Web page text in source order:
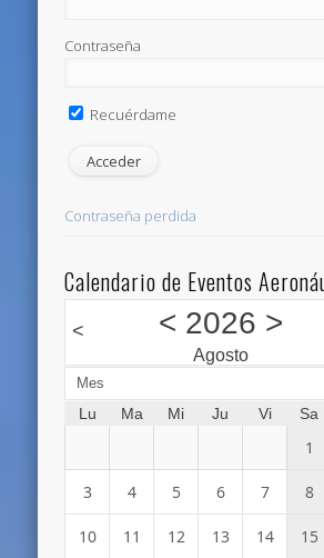
Contraseña
Recuérdame
Contraseña perdida
Calendario de Eventos
< < 2026 >
Agosto
Mes
Lu Ma Mi Ju Vi Sa
1
3 4 5 6 7 8
10 11 12 13 14 15